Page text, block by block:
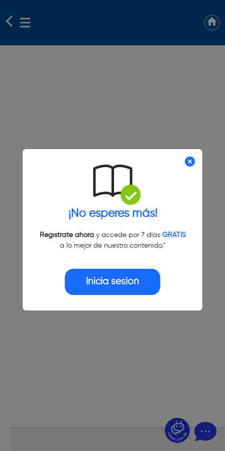
¡No esperes más!
Regístrate ahoray accede por 7 días GRATIS
a lo mejor de nuestro contenido."
Inicia sesión